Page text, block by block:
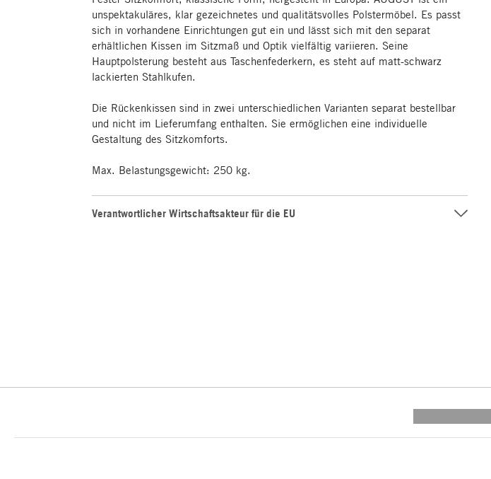
unspektakuläres, klar gezeichnetes und qualitätsvolles Polstermöbel. Es passt
sich in vorhandene Einrichtungen gut ein und lässt sich mit den separat
erhältlichen Kissen im Sitzmaß und Optik vielfältig variieren. Seine
Hauptpolsterung besteht aus Taschenfederkern, es steht auf matt-schwarz
lackierten Stahlkufen.
Die Rückenkissen sind in zwei unterschiedlichen Varianten separat bestellbar
und nicht im Lieferumfang enthalten. Sie ermöglichen eine individuelle
Gestaltung des Sitzkomforts.
Max. Belastungsgewicht: 250 kg.
Verantwortlicher Wirtschaftsakteur für die EU